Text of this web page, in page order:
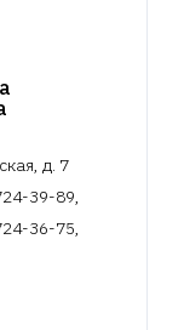
д. 7
39-89,
36-75,